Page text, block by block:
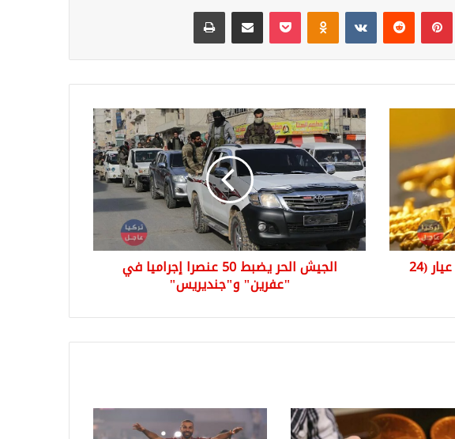
بينتيريست Odnoklassniki
‫Pocket مشاركة عبر البريد طباعة
أسعار الذهب اليوم الأحد في تركيا عيار (24
الجيش
الحر
يضبط
50
عنصرا
إجراميا
في
"عفرين"
و"جنديريس"
الجيش الحر يضبط 50 عنصرا إجراميا في
"عفرين" و"جنديريس"